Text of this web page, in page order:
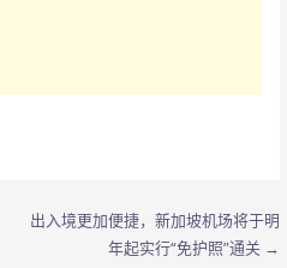
出入境更加便捷，新加坡机场将于明
年起实行“免护照”通关 →